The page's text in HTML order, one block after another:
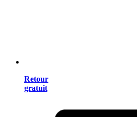
Retour
gratuit